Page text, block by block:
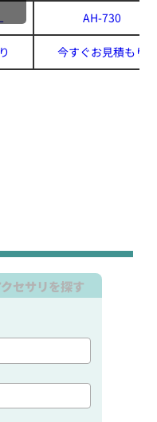
AH-730
今すぐお見積もり
セサリを探す